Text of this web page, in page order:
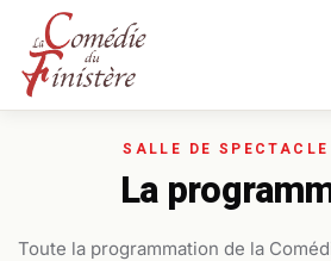
Passer au contenu principal
La
Toute la programmation de la